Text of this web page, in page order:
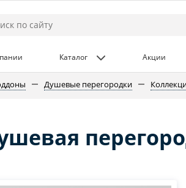
Каталог Акции
Душевые перегородки